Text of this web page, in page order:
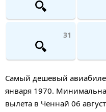
31
Самый дешевый
января 1970.
вылета в Ченнай 06